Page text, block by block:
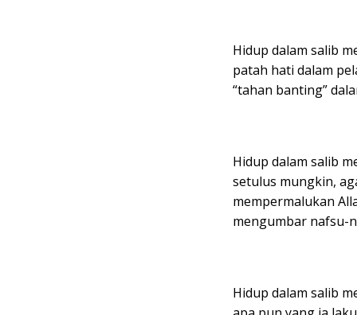
Hidup dalam salib
patah hati dalam
“tahan banting”
Hidup dalam salib
setulus mungkin,
mempermalukan
mengumbar nafsu-
Hidup dalam salib